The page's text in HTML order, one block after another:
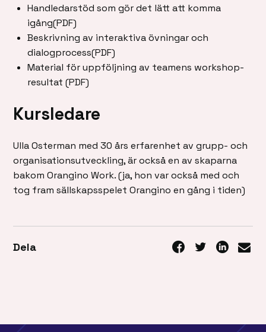
Handledarstöd som gör det lätt att komma
igång(PDF)
Beskrivning av interaktiva övningar och
dialogprocess(PDF)
Material för uppföljning av teamens workshop-
resultat (PDF)
Kursledare
Ulla Osterman med 30 års erfarenhet av grupp- och
organisationsutveckling, är också en av skaparna
bakom Orangino Work. (ja, hon var också med och
tog fram sällskapsspelet Orangino en gång i tiden)
Dela